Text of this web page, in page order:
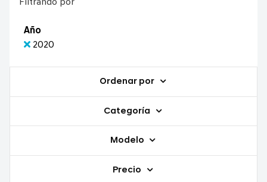
Filtrando por
Año
2020
Ordenar por
Categoría
Modelo
Precio